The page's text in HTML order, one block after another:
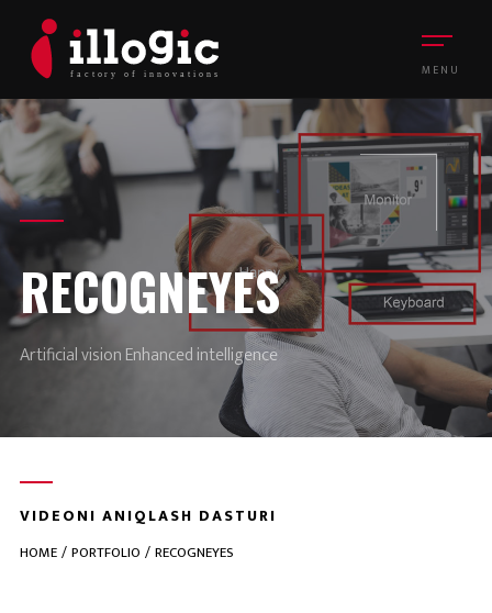
MENU
RECOGNEYES
Artificial vision Enhanced intelligence
VIDEONI ANIQLASH DASTURI
HOME PORTFOLIO RECOGNEYES